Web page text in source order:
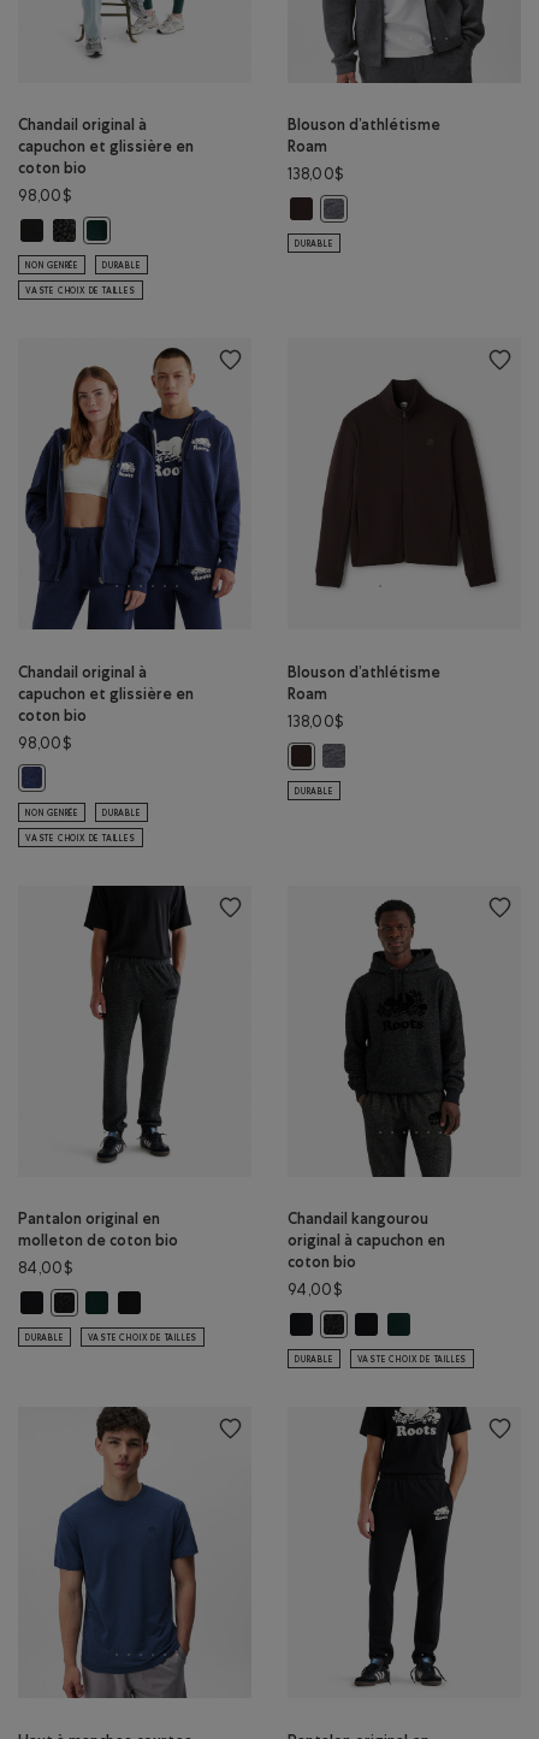
Chandail original à
capuchon et glissière en
coton bio
98,00$
Chandail original à capuchon et glissière en coton bio: NOIR Couleur
Chandail original à capuchon et glissière en coton bio: POIVRE
NON GENRÉE DURABLE
VASTE CHOIX DE TAILLES
Blouson d’athlétisme
Roam
138,00$
Blouson d’athlétisme Roam: CAFÉ
Blouson d’athlétisme Roam:
DURABLE
Chandail original à
capuchon et glissière en
coton bio
98,00$
NON GENRÉE DURABLE
VASTE CHOIX DE TAILLES
Blouson d’athlétisme
Roam
138,00$
Blouson d’athlétisme Roam: CAFÉ
Blouson d’athlétisme Roam:
DURABLE
Pantalon original en
molleton de coton bio
84,00$
Pantalon original en molleton de coton bio: NOIR Couleur
Pantalon original en molleton de coton bio: POIVRE NOIR Couleur
Pantalon original en molleton de coton bio: VARSITY VERT
Pantalon original en molleton de coton bio: NOIR/NOIR
DURABLE VASTE CHOIX DE TAILLES
Chandail kangourou
original à capuchon en
coton bio
94,00$
Chandail kangourou original à
DURABLE VASTE CHOIX DE TAILLES